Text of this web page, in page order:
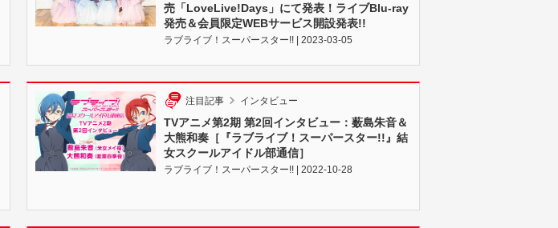
売「LoveLive!Days」にて発表！ライブBlu-ray
発売＆会員限定WEBサービス開設発表!!
ラブライブ！スーパースター!! | 2023-03-05
注目記事 インタビュー
TVアニメ第2期 第2回インタビュー：薮島朱音＆
大熊和奏［『ラブライブ！スーパースター!!』結
女スクールアイドル部通信］
ラブライブ！スーパースター!! | 2022-10-28